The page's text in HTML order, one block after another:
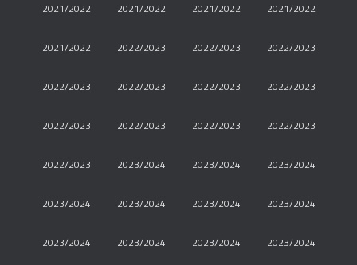
2021/2022 2021/2022 2021/2022 2021/2022
2021/2022 2022/2023 2022/2023 2022/2023
2022/2023 2022/2023 2022/2023 2022/2023
2022/2023 2022/2023 2022/2023 2022/2023
2022/2023 2023/2024 2023/2024 2023/2024
2023/2024 2023/2024 2023/2024 2023/2024
2023/2024 2023/2024 2023/2024 2023/2024